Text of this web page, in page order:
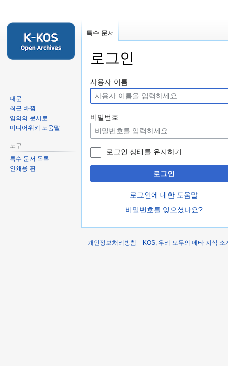
로그인
둘
러
보
기
로
가
기
검
색
하
러
가
기
사용자 이름
비밀번호
로그인 상태를 유지하기
로그인
로그인에 대한 도움말
비밀번호를 잊으셨나요?
특수 문서
대문
최근 바뀜
임의의 문서로
미디어위키 도움말
도구
특수 문서 목록
인쇄용 판
개인정보처리방침 KOS, 우리 모두의 메타 지식 소